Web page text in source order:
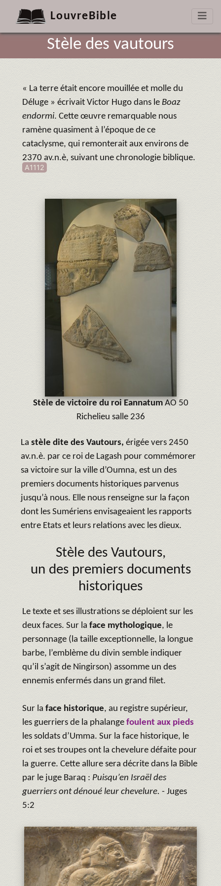
LouvreBible
Stèle des vautours
« La terre était encore mouillée et molle du
Déluge » écrivait Victor Hugo dans le Boaz
endormi. Cette œuvre remarquable nous
ramène quasiment à l’époque de ce
cataclysme, qui remonterait aux environs de
2370 av.n.è, suivant une chronologie biblique.
A1112
Stèle de victoire du roi EannatumAO 50
Richelieu salle 236
La stèle dite des Vautours, érigée vers 2450
av.n.è. par ce roi de Lagash pour commémorer
sa victoire sur la ville d’Oumna, est un des
premiers documents historiques parvenus
jusqu’à nous. Elle nous renseigne sur la façon
dont les Sumériens envisageaient les rapports
entre Etats et leurs relations avec les dieux.
Stèle des Vautours,
un des premiers documents
historiques
Le texte et ses illustrations se déploient sur les
deux faces. Sur la face mythologique, le
personnage (la taille exceptionnelle, la longue
barbe, l’emblème du divin semble indiquer
qu’il s’agit de Ningirson) assomme un des
ennemis enfermés dans un grand filet.
Sur la face historique, au registre supérieur,
les guerriers de la phalange foulent aux pieds
les soldats d’Umma. Sur la face historique, le
roi et ses troupes ont la chevelure défaite pour
la guerre. Cette allure sera décrite dans la Bible
par le juge Baraq : Puisqu’en Israël des
guerriers ont dénoué leur chevelure. - Juges
5:2